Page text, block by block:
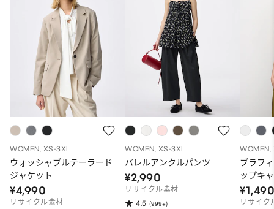
WOMEN, XS-3XL
ウォッシャブルテーラード
ジャケット
¥4,990
リサイクル素材
WOMEN, XS-3XL
バレルアンクルパンツ
¥2,990
リサイクル素材
4.5 (999+)
WOMEN,
ブラフ
ップキ
リサイク